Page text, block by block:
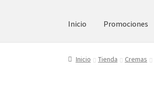
Inicio Promociones
Inicio Tienda Cremas